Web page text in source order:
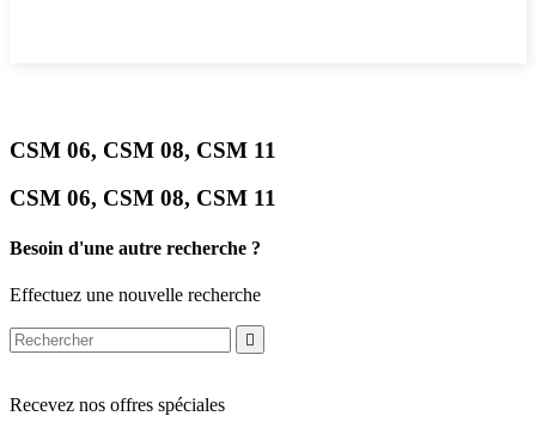
CSM 06, CSM 08, CSM 11
CSM 06, CSM 08, CSM 11
Besoin d'une autre recherche ?
Effectuez une nouvelle recherche

Recevez nos offres spéciales